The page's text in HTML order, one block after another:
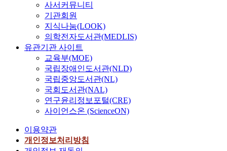
사서커뮤니티
기관회원
지식나눔(LOOK)
의학전자도서관(MEDLIS)
유관기관 사이트
교육부(MOE)
국립장애인도서관(NLD)
국립중앙도서관(NL)
국회도서관(NAL)
연구윤리정보포털(CRE)
사이언스온 (ScienceON)
이용약관
개인정보처리방침